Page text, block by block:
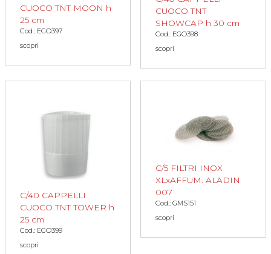
CUOCO TNT MOON h
25 cm
Cod.: EGO397
scopri
CUOCO TNT
SHOWCAP h 30 cm
Cod.: EGO398
scopri
C/40 CAPPELLI
CUOCO TNT TOWER h
25 cm
Cod.: EGO399
scopri
C/5 FILTRI INOX
XLxAFFUM. ALADIN
007
Cod.: GMS151
scopri